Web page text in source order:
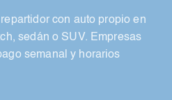
con auto propio en
sedán o SUV. Empresas
semanal y horarios